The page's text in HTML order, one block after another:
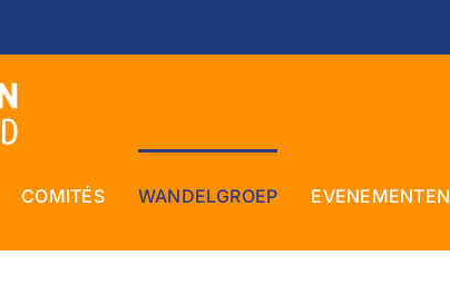
COMITÉS WANDELGROEP EVENEMENTEN